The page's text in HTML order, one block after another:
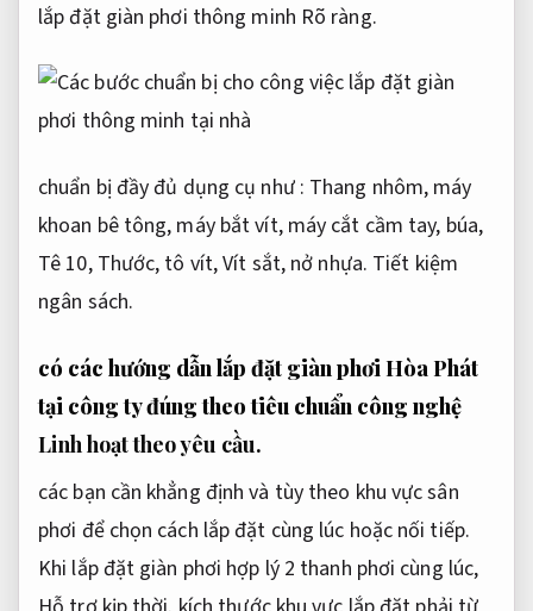
lắp đặt giàn phơi thông minh Rõ ràng.
chuẩn bị đầy đủ dụng cụ như : Thang nhôm, máy
khoan bê tông, máy bắt vít, máy cắt cầm tay, búa,
Tê 10, Thước, tô vít, Vít sắt, nở nhựa. Tiết kiệm
ngân sách.
có các hướng dẫn lắp đặt giàn phơi Hòa Phát
tại công ty đúng theo tiêu chuẩn công nghệ
Linh hoạt theo yêu cầu.
các bạn cần khẳng định và tùy theo khu vực sân
phơi để chọn cách lắp đặt cùng lúc hoặc nối tiếp.
Khi lắp đặt giàn phơi hợp lý 2 thanh phơi cùng lúc,